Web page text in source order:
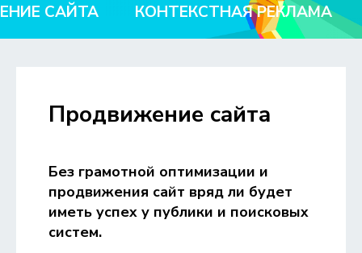
САЙТА КОНТЕКСТНАЯ РЕКЛАМА
Продвижение сайта
Без грамотной оптимизации и
продвижения сайт вряд ли будет
иметь успех у публики и поисковых
систем.